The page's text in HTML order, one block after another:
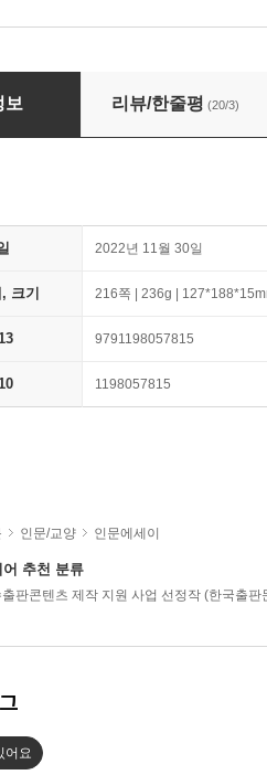
보 리뷰/한줄평 (20/3)
2022년 11월 30일
크기 216쪽 | 236g |
9791198057815
1198057815
인문/교양 인문에세이
추천 분류
출판콘텐츠 제작 지원 사업 선정작 (한국출판
어요